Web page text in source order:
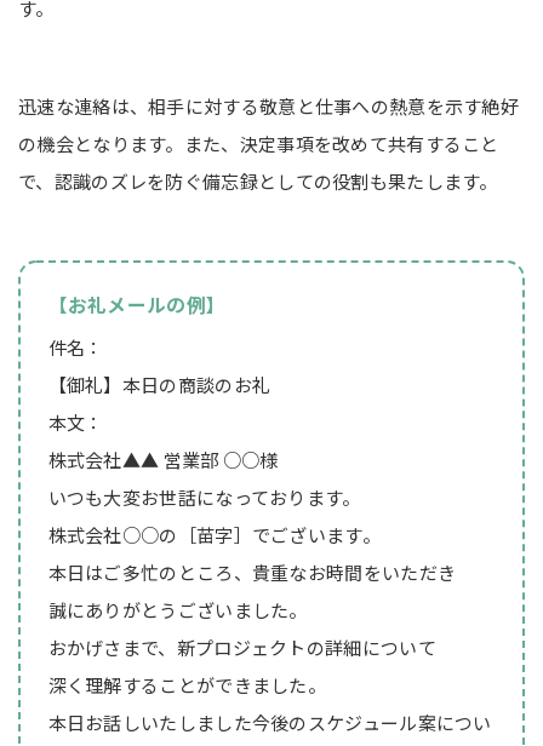
す。
迅速な連絡は、相手に対する敬意と仕事への熱意を示す絶好
の機会となります。また、決定事項を改めて共有すること
で、認識のズレを防ぐ備忘録としての役割も果たします。
【お礼メールの例】
件名：
【御礼】本日の商談のお礼
本文：
株式会社▲▲ 営業部 ○○様
いつも大変お世話になっております。
株式会社○○の［苗字］でございます。
本日はご多忙のところ、貴重なお時間をいただき
誠にありがとうございました。
おかげさまで、新プロジェクトの詳細について
深く理解することができました。
本日お話しいたしました今後のスケジュール案につい